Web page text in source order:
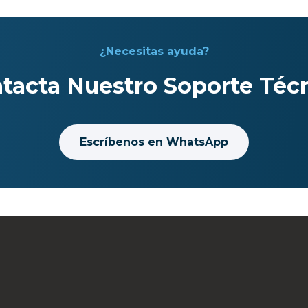
¿Necesitas ayuda?
Nuestro Soporte
Escríbenos en WhatsApp